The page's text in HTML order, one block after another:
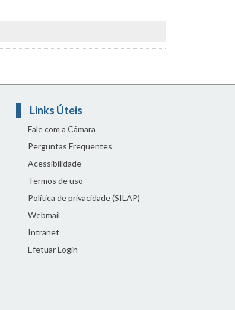
Links Úteis
Fale com a Câmara
Perguntas Frequentes
Acessibilidade
Termos de uso
Política de privacidade (SILAP)
Webmail
Intranet
Efetuar Login